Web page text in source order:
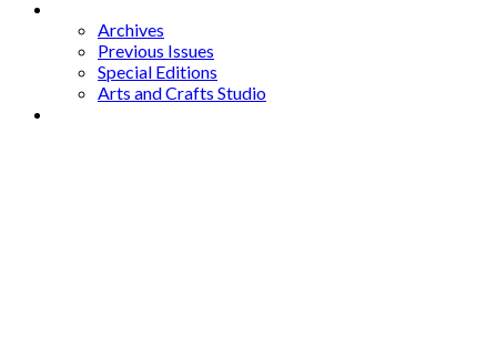
Archives
Previous Issues
Special Editions
Arts and Crafts Studio